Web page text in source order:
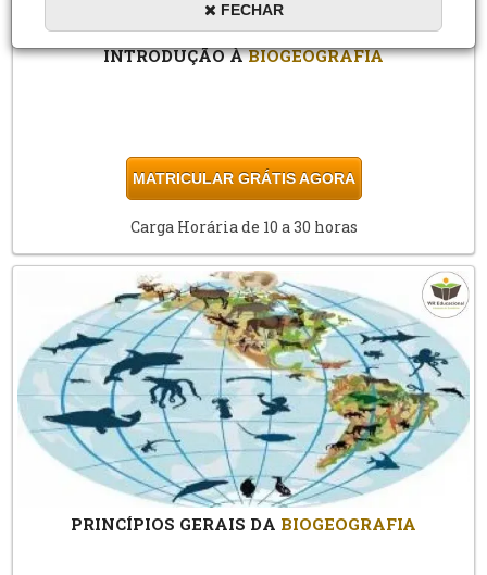
INTRODUÇÃO ÀBIOGEOGRAFIA
MATRICULAR GRÁTIS AGORA
Carga Horária de 10 a 30 horas
PRINCÍPIOS GERAIS DA BIOGEOGRAFIA
FECHAR